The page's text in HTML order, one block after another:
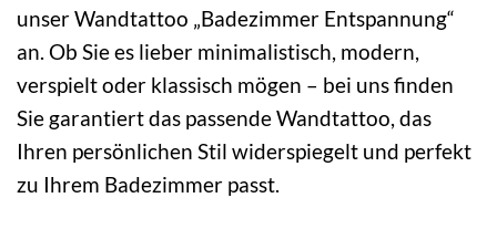
unser Wandtattoo „Badezimmer Entspannung“
an. Ob Sie es lieber minimalistisch, modern,
verspielt oder klassisch mögen – bei uns finden
Sie garantiert das passende Wandtattoo, das
Ihren persönlichen Stil widerspiegelt und perfekt
zu Ihrem Badezimmer passt.